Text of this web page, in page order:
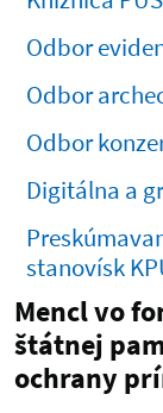
Odbor
Odbor
Odbor
Digitálna a
stanovísk
Mencl vo
štátnej
ochrany